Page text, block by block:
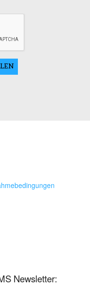
Newsletter: